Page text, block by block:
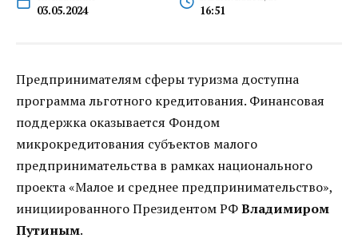
03.05.2024 16:51
Предпринимателям сферы туризма доступна
программа льготного кредитования. Финансовая
поддержка оказывается Фондом
микрокредитования субъектов малого
предпринимательства в рамках национального
проекта «Малое и среднее предпринимательство»,
инициированного Президентом РФВладимиром
Путиным.